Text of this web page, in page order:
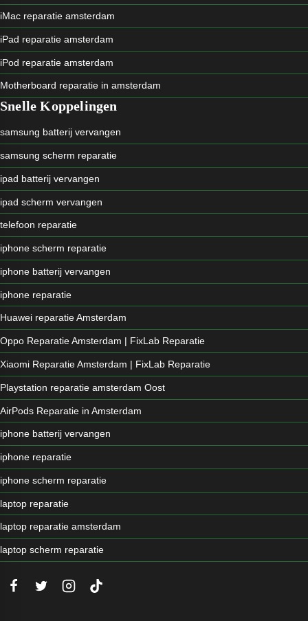
iMac reparatie amsterdam
iPad reparatie amsterdam
iPod reparatie amsterdam
Motherboard reparatie in amsterdam
Snelle Koppelingen
samsung batterij vervangen
samsung scherm reparatie
ipad batterij vervangen
ipad scherm vervangen
telefoon reparatie
iphone scherm reparatie
iphone batterij vervangen
iphone reparatie
Huawei reparatie Amsterdam
Oppo Reparatie Amsterdam | FixLab Reparatie
Xiaomi Reparatie Amsterdam | FixLab Reparatie
Playstation reparatie amsterdam Oost
AirPods Reparatie in Amsterdam
iphone batterij vervangen
iphone reparatie
iphone scherm reparatie
laptop reparatie
laptop reparatie amsterdam
laptop scherm reparatie